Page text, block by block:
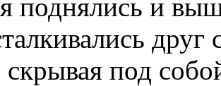
поднялись и
скрывая под